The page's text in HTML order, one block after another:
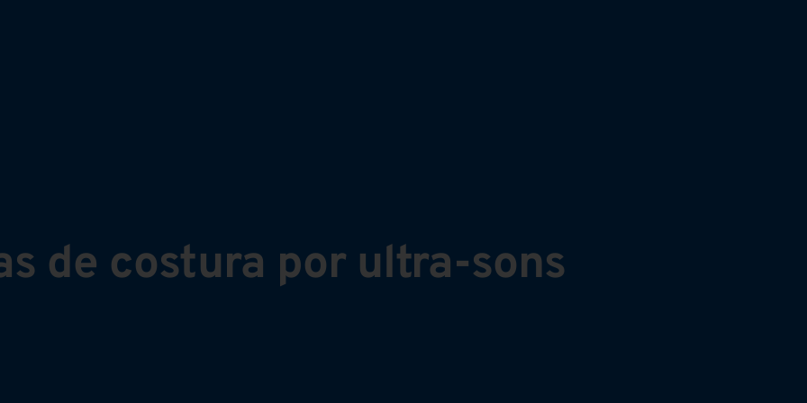
de costura por ultra-sons